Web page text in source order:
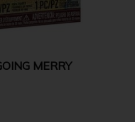
MERRY